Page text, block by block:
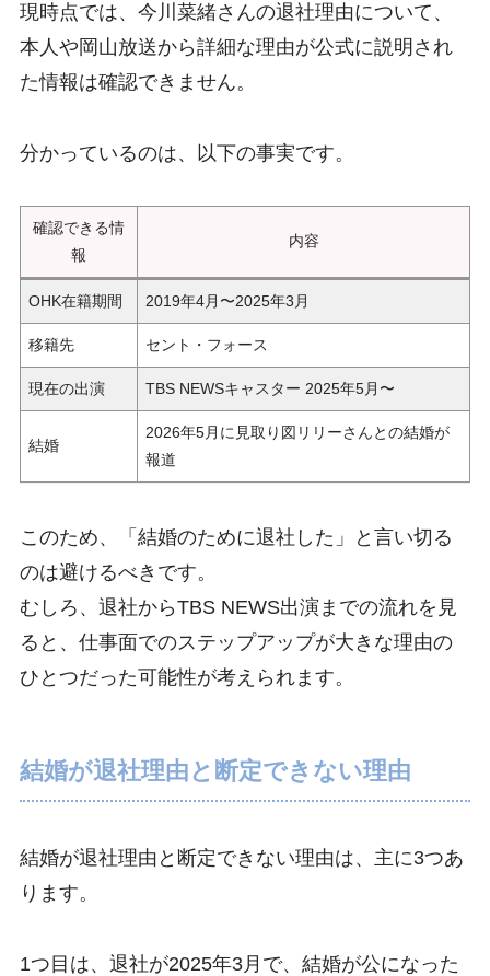
現時点では、今川菜緒さんの退社理由について、
本人や岡山放送から詳細な理由が公式に説明され
た情報は確認できません。
分かっているのは、以下の事実です。
確認できる情
報
内容
OHK在籍期間 2019年4月〜2025年3月
移籍先 セント・フォース
現在の出演 TBS NEWSキャスター 2025年5月〜
結婚
2026年5月に見取り図リリーさんとの結婚が
報道
このため、「結婚のために退社した」と言い切る
のは避けるべきです。
むしろ、退社からTBS NEWS出演までの流れを見
ると、仕事面でのステップアップが大きな理由の
ひとつだった可能性が考えられます。
結婚が退社理由と断定できない理由
結婚が退社理由と断定できない理由は、主に3つあ
ります。
1つ目は、退社が2025年3月で、結婚が公になった